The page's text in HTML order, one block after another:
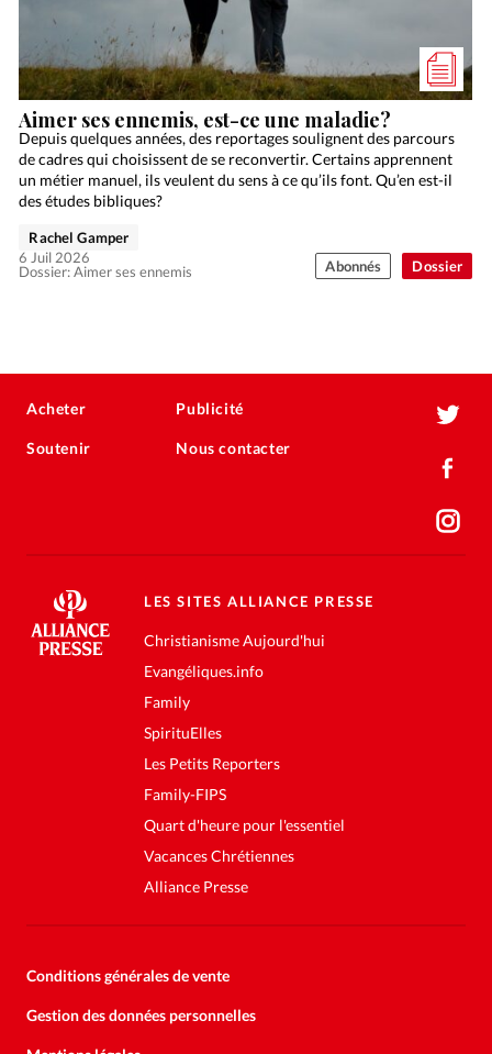
Dossier
Aimer ses ennemis, est-ce une maladie?
Depuis quelques années, des reportages soulignent des parcours
de cadres qui choisissent de se reconvertir. Certains apprennent
un métier manuel, ils veulent du sens à ce qu’ils font. Qu’en est-il
des études bibliques?
Dossier: Aimer ses ennemis
Rachel Gamper
6 Juil 2026
Abonnés
Acheter
Soutenir
Publicité
Nous contacter
LES SITES ALLIANCE PRESSE
Christianisme Aujourd'hui
Evangéliques.info
Family
SpirituElles
Les Petits Reporters
Family-FIPS
Quart d'heure pour l'essentiel
Vacances Chrétiennes
Alliance Presse
Conditions générales de vente
Gestion des données personnelles